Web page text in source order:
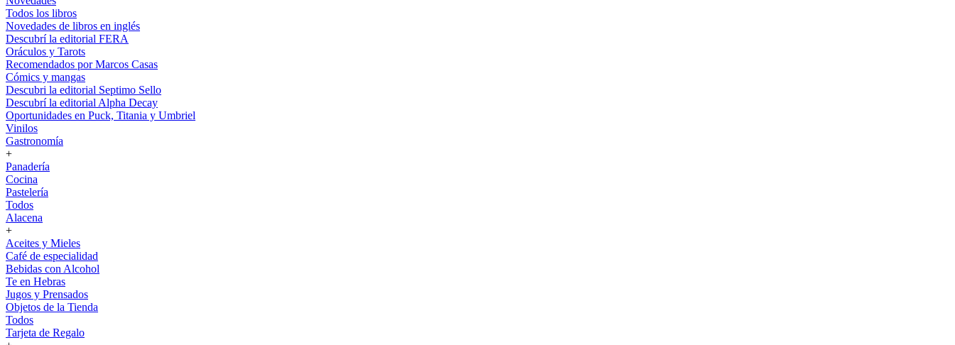
Todos los libros
Novedades de libros en inglés
Descubrí la editorial FERA
Oráculos y Tarots
Recomendados por Marcos Casas
Cómics y mangas
Descubri la editorial Septimo Sello
Descubrí la editorial Alpha Decay
Oportunidades en Puck, Titania y Umbriel
Vinilos
Gastronomía
+
Panadería
Cocina
Pastelería
Todos
Alacena
+
Aceites y Mieles
Café de especialidad
Bebidas con Alcohol
Te en Hebras
Jugos y Prensados
Objetos de la Tienda
Todos
Tarjeta de Regalo